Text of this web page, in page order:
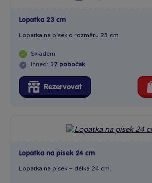
Lopatka 23 cm
Lopatka na písek o rozměru 23 cm
Skladem
Ihned: 17 poboček
Rezervovat
Lopatka na písek 24 cm
Lopatka na písek – délka 24 cm.